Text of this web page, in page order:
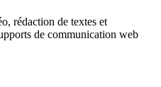
rédaction de textes et
de communication web